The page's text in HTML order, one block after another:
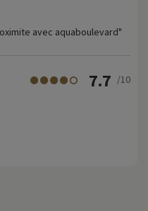
avec aquaboulevard"
7.7 /10